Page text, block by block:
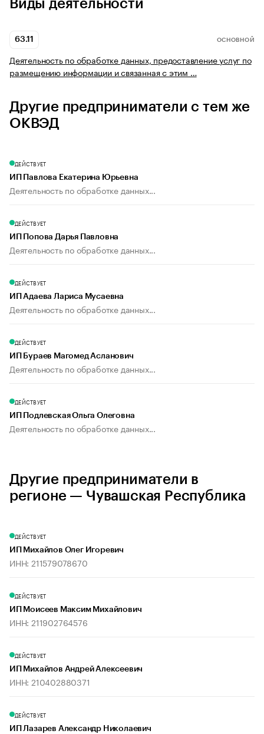
Виды деятельности
63.11 ОСНОВНОЙ
Деятельность по обработке данных, предоставление услуг по
размещению информации и связанная с этим …
Другие предприниматели с тем же
ОКВЭД
ДЕЙСТВУЕТ
ИП Павлова Екатерина Юрьевна
Деятельность по обработке данных...
ДЕЙСТВУЕТ
ИП Попова Дарья Павловна
Деятельность по обработке данных...
ДЕЙСТВУЕТ
ИП Адаева Лариса Мусаевна
Деятельность по обработке данных...
ДЕЙСТВУЕТ
ИП Бураев Магомед Асланович
Деятельность по обработке данных...
ДЕЙСТВУЕТ
ИП Подлевская Ольга Олеговна
Деятельность по обработке данных...
Другие предприниматели в
регионе — Чувашская Республика
ДЕЙСТВУЕТ
ИП Михайлов Олег Игоревич
ИНН: 211579078670
ДЕЙСТВУЕТ
ИП Моисеев Максим Михайлович
ИНН: 211902764576
ДЕЙСТВУЕТ
ИП Михайлов Андрей Алексеевич
ИНН: 210402880371
ДЕЙСТВУЕТ
ИП Лазарев Александр Николаевич